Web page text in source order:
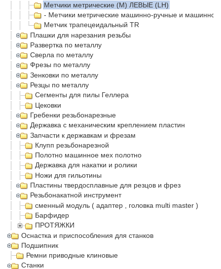
Метчики метрические (М) ЛЕВЫЕ (LH)
- Метчики метрические машинно-ручные и машинно-
Метчик трапецеидальный TR
Плашки для нарезания резьбы
Развертка по металлу
Сверла по металлу
Фрезы по металлу
Зенковки по металлу
Резцы по металлу
Сегменты для пилы Геллера
Цековки
Гребенки резьбонарезные
Державка с механическим креплением пластин
Запчасти к державкам и фрезам
Клупп резьбонарезной
Полотно машинное мех полотно
Державка для накатки и ролики
Ножи для гильотины
Пластины твердосплавные для резцов и фрез
Резьбонакатной инструмент
сменный модуль ( адаптер , головка multi master )
Барфидер
ПРОТЯЖКИ
Оснастка и приспособления для станков
Подшипник
Ремни приводные клиновые
Станки